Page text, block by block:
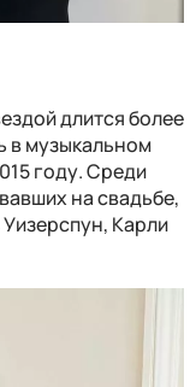
длится более
в музыкальном
году. Среди
на свадьбе,
Карли